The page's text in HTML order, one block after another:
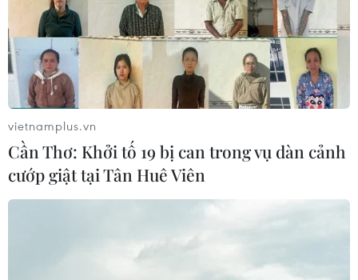
Theo dõi VietnamPlus
TIN LIÊN QUAN
vietnamplus.vn
Cần Thơ: Khởi tố 19 bị can trong vụ dàn cảnh
cướp giật tại Tân Huê Viên